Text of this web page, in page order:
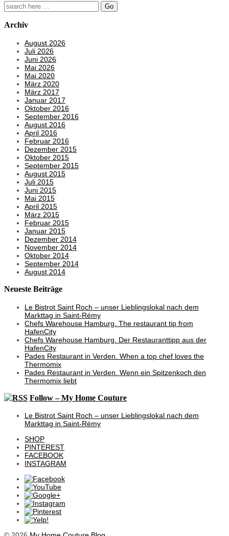
Search
for:
Archiv
August 2026
Juli 2026
Juni 2026
Mai 2026
Mai 2020
März 2020
März 2017
Januar 2017
Oktober 2016
September 2016
August 2016
April 2016
Februar 2016
Dezember 2015
Oktober 2015
September 2015
August 2015
Juli 2015
Juni 2015
Mai 2015
April 2015
März 2015
Februar 2015
Januar 2015
Dezember 2014
November 2014
Oktober 2014
September 2014
August 2014
Neueste Beiträge
Le Bistrot Saint Roch – unser Lieblingslokal nach dem
Markttag in Saint-Rémy
Chefs Warehouse Hamburg. The restaurant tip from
HafenCity
Chefs Warehouse Hamburg. Der Restauranttipp aus der
HafenCity
Pades Restaurant in Verden. When a top chef loves the
Thermomix
Pades Restaurant in Verden. Wenn ein Spitzenkoch den
Thermomix liebt
Follow – My Home Couture
Le Bistrot Saint Roch – unser Lieblingslokal nach dem
Markttag in Saint-Rémy
SHOP
PINTEREST
FACEBOOK
INSTAGRAM